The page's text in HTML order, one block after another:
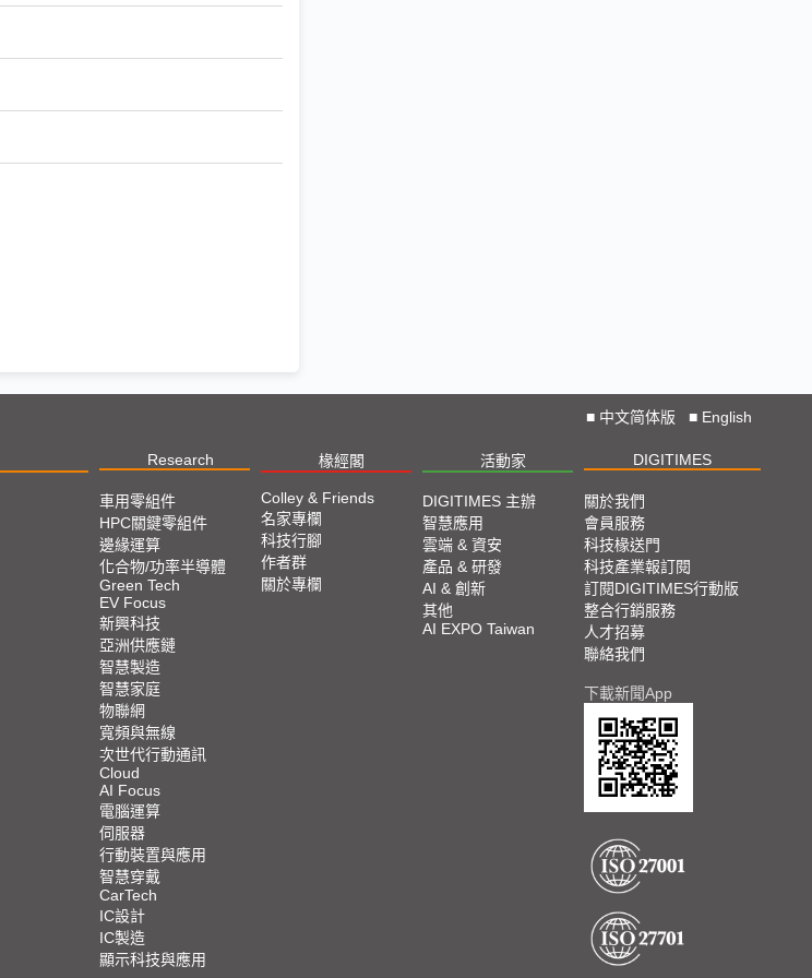
■ 中文简体版 ■ English
Research 椽經閣 活動家 DIGITIMES
車用零組件
HPC關鍵零組件
邊緣運算
化合物/功率半導體
Green Tech
EV Focus
新興科技
亞洲供應鏈
智慧製造
智慧家庭
物聯網
寬頻與無線
次世代行動通訊
Cloud
AI Focus
電腦運算
伺服器
行動裝置與應用
智慧穿戴
CarTech
IC設計
IC製造
顯示科技與應用
Colley & Friends
名家專欄
科技行腳
作者群
關於專欄
DIGITIMES 主辦
智慧應用
雲端 & 資安
產品 & 研發
AI & 創新
其他
AI EXPO Taiwan
關於我們
會員服務
科技椽送門
科技產業報訂閱
訂閱DIGITIMES行動版
整合行銷服務
人才招募
聯絡我們
下載新聞App